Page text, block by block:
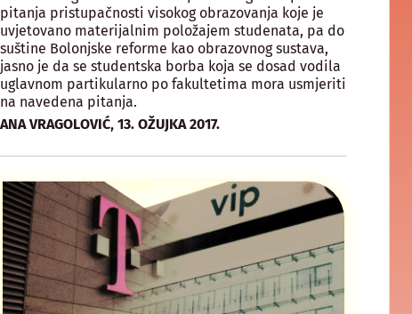
pitanja pristupačnosti visokog obrazovanja koje je
uvjetovano materijalnim položajem studenata, pa do
suštine Bolonjske reforme kao obrazovnog sustava,
jasno je da se studentska borba koja se dosad vodila
uglavnom partikularno po fakultetima mora usmjeriti
na navedena pitanja.
ANA VRAGOLOVIĆ,13. OŽUJKA 2017.